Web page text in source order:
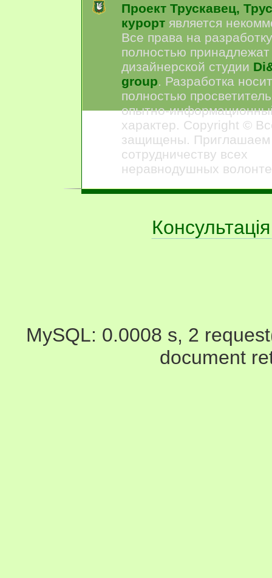
Проект Трускавец,
курорт является
Все права на разработку
полностью принадлежат
дизайнерской студии
group . Разработка носит
полностью
опытно-
характер. Copyright ©
защищены. Приглашаем
сотрудничеству всех
неравнодушных
MySQL: 0.0008 s, 2
document